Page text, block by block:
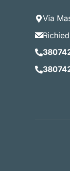
Via